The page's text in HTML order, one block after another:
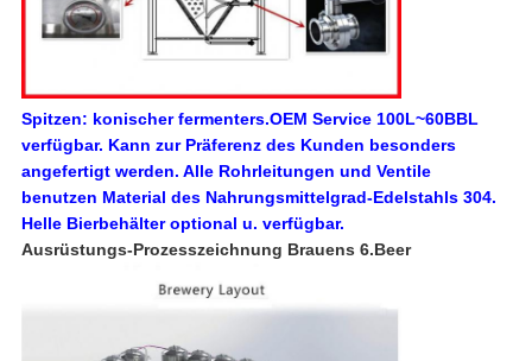
Spitzen: konischer fermenters.OEM Service 100L~60BBL
verfügbar. Kann zur Präferenz des Kunden besonders
angefertigt werden. Alle Rohrleitungen und Ventile
benutzen Material des Nahrungsmittelgrad-Edelstahls 304.
Helle Bierbehälter optional u. verfügbar.
Ausrüstungs-Prozesszeichnung Brauens 6.Beer